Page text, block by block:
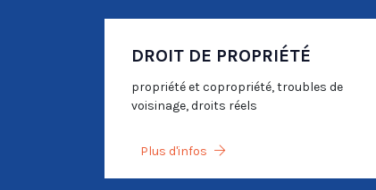
DROIT DE PROPRIÉTÉ
propriété et copropriété, troubles de
voisinage, droits réels
Plus d'infos